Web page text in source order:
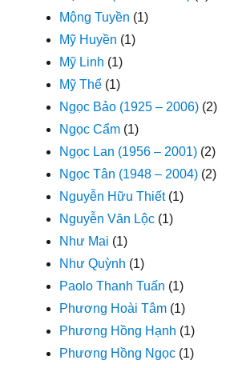
Mộng Tuyền (1)
Mỹ Huyền (1)
Mỹ Linh (1)
Mỹ Thể (1)
Ngọc Bảo (1925 – 2006) (2)
Ngọc Cẩm (1)
Ngọc Lan (1956 – 2001) (2)
Ngọc Tân (1948 – 2004) (2)
Nguyễn Hữu Thiết(1)
Nguyễn Văn Lộc (1)
Như Mai (1)
Như Quỳnh (1)
Paolo Thanh Tuấn (1)
Phương Hoài Tâm (1)
Phương Hồng Hạnh (1)
Phương Hồng Ngọc (1)